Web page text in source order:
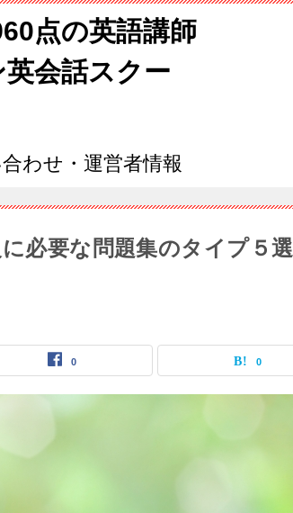
点の英語講師
会話スクー
わせ・運営者情報
必要な問題集のタイプ５選
0 0